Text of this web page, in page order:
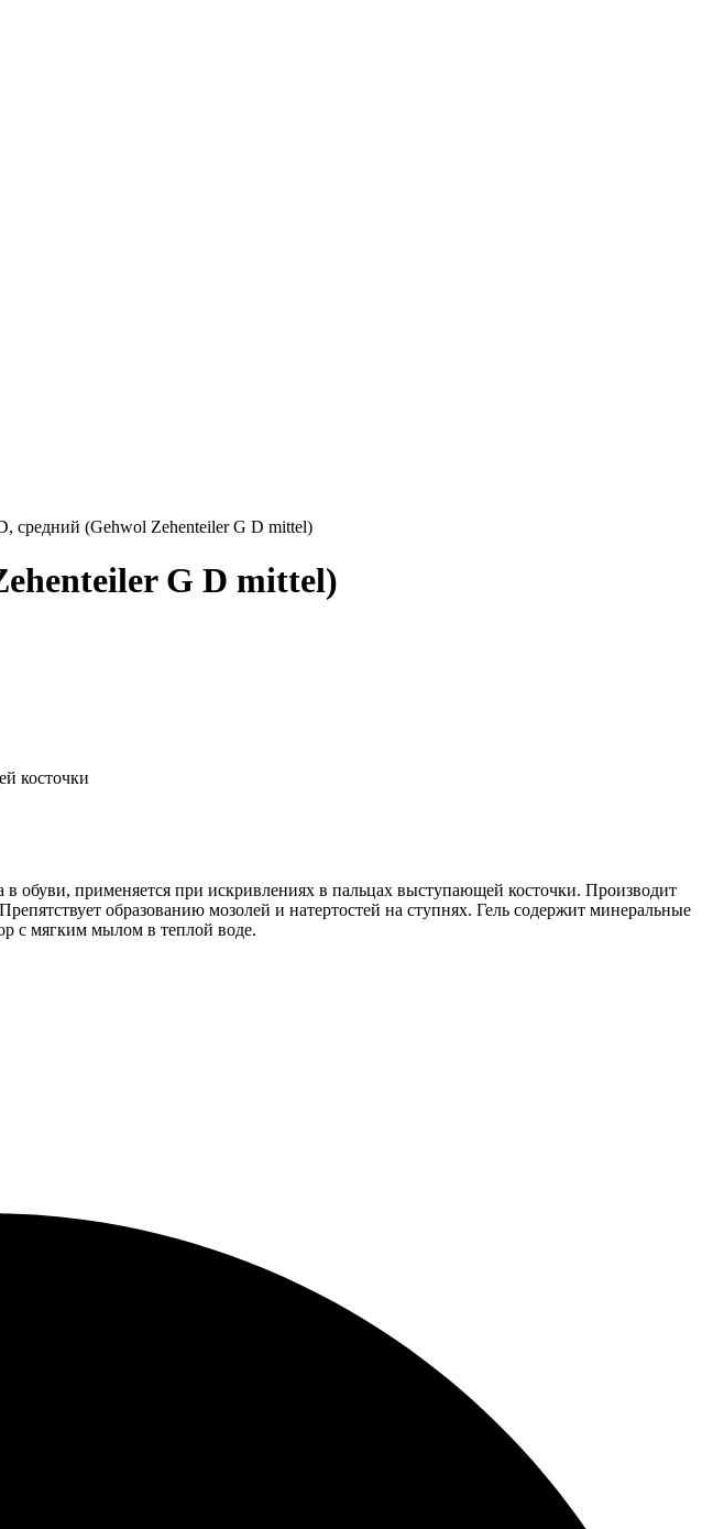
средний (Gehwol Zehenteiler G D mittel)
G D mittel)
косточки
обуви, применяется при искривлениях в пальцах выступающей косточки. Производит
образованию мозолей и натертостей на ступнях. Гель содержит минеральные
с мягким мылом в теплой воде.